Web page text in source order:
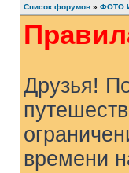
Список форумов » ФОТО
Друзья!
времени